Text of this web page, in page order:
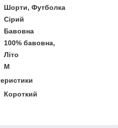
Шорти, Футболка
Сірий
Бавовна
100% бавовна,
Літо
M
Короткий